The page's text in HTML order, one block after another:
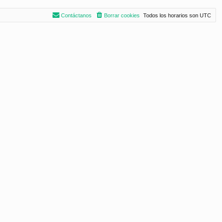
Todos los horarios son UTC
Borrar cookies
Contáctanos